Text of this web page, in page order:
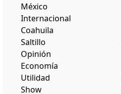
México
Internacional
Coahuila
Saltillo
Opinión
Economía
Utilidad
Show